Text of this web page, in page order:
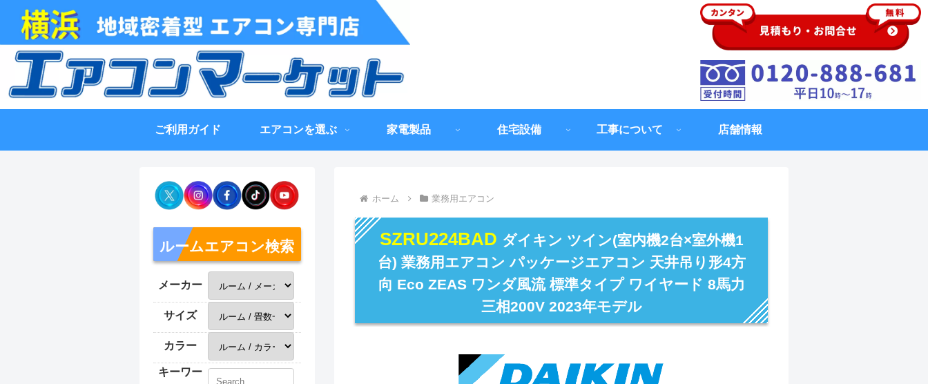
ご利用ガイド エアコンを選ぶ 家電製品 住宅設備 工事について 店舗情報
ホーム 業務用エアコン
SZRU224BAD ダイキン ツイン(室内機2台×室外機1
台) 業務用エアコン パッケージエアコン 天井吊り形4方
向 Eco ZEAS ワンダ風流 標準タイプ ワイヤード 8馬力
三相200V 2023年モデル
ルームエアコン検索
メーカー
サイズ
カラー
キーワー